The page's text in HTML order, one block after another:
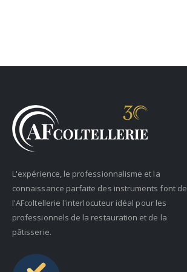
L'expérience, le professionnalisme et la
connaissance parfaite des instruments font de
l'AFcoltellerie l'interlocuteur idéal pour les
professionnels de la restauration et de la
pâtisserie.